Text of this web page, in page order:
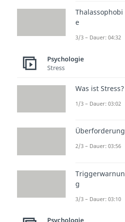
Thalassophobi
e
3/3 – Dauer: 04:32
Psychologie
Stress
Was ist Stress?
1/3 – Dauer: 03:02
Überforderung
2/3 – Dauer: 03:56
Triggerwarnun
g
3/3 – Dauer: 03:10
Psychologie